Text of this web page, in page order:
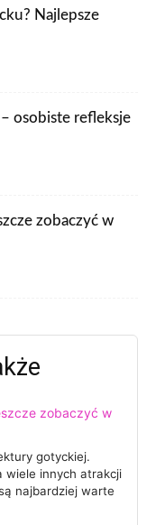
Najlepsze
osobiste refleksje
zobaczyć w
zobaczyć w
gotyckiej.
wiele innych atrakcji
najbardziej warte